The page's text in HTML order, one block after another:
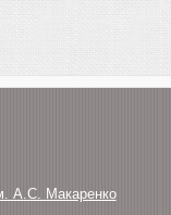
А.С. Макаренко